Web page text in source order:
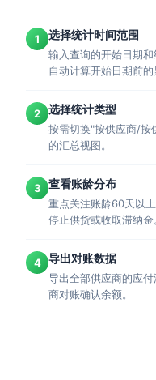
1 选择统计时间范围
输入查询的开始日期
自动计算开始日期前的
2 选择统计类型
按需切换"按供应商/按
的汇总视图。
3 查看账龄分布
重点关注账龄60天以
停止供货或收取滞纳金
4 导出对账数据
导出全部供应商的应
商对账确认余额。